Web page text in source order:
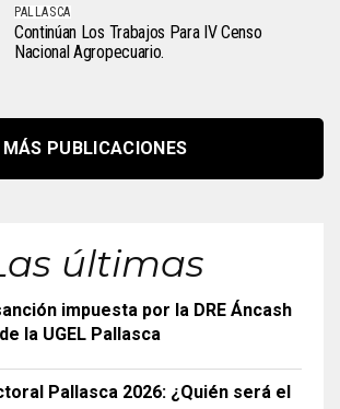
PALLASCA
Continúan Los Trabajos Para IV Censo
Nacional Agropecuario.
MÁS PUBLICACIONES
últimas
impuesta por la DRE Áncash
la UGEL Pallasca
Pallasca 2026: ¿Quién será el